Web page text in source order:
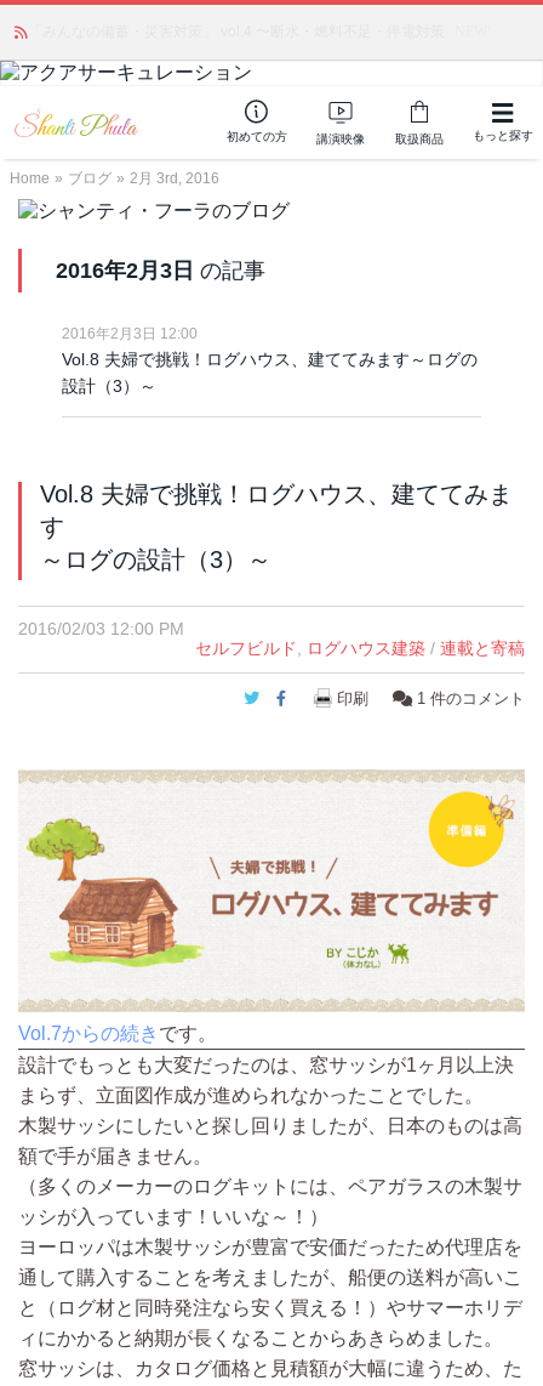
初めての方 講演映像 取扱商品 もっと探す
Home » ブログ » 2月 3rd, 2016
2016年2月3日 の記事
2016年2月3日 12:00
Vol.8 夫婦で挑戦！ログハウス、建ててみます～ログの
設計（3）～
Vol.8 夫婦で挑戦！ログハウス、建ててみま
す
～ログの設計（3）～
2016/02/03 12:00 PM
セルフビルド
ログハウス建築 / 連載と寄稿
Twitter
Facebook
印刷 1 件のコメント
Vol.7からの続き です。
設計でもっとも大変だったのは、窓サッシが1ヶ月以上決
まらず、立面図作成が進められなかったこと でした。
木製サッシにしたいと探し回りましたが、日本のものは高
額で手が届きません。
（多くのメーカーのログキットには、ペアガラスの木製サ
ッシが入っています！いいな～！）
ヨーロッパは木製サッシが豊富で安価だったため代理店を
通して購入することを考えましたが、船便の送料が高いこ
と（ログ材と同時発注なら安く買える！）やサマーホリデ
ィにかかると納期が長くなることからあきらめました。
窓サッシは、カタログ価格と見積額が大幅に違うため、た